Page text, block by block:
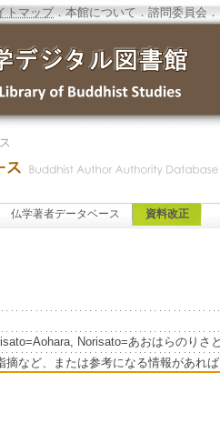
トマップ．本館について ．諮問委員会 ．
仏学著者データベース 資料改正
Norisato=あおはらのりさ
摘など、または参考になる情報があれ